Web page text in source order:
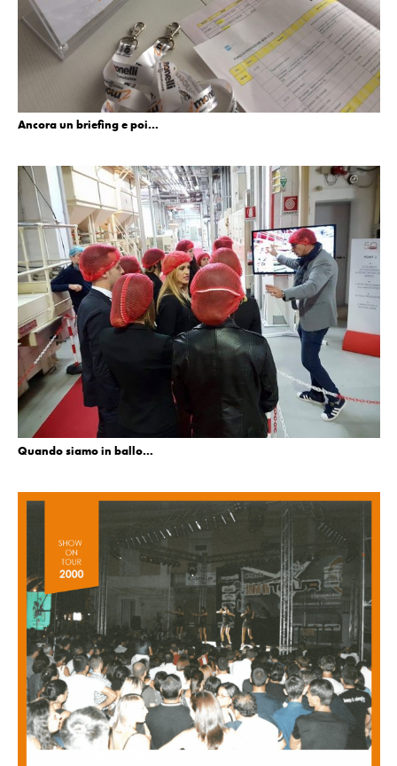
Ancora un briefing e poi…
Quando siamo in ballo…